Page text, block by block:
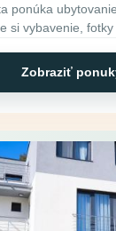
ponúka
si vybavenie,
Zobraziť